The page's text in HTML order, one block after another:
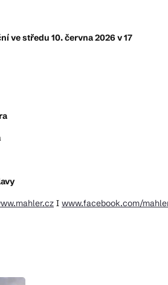
ve středu 10. června 2026 v 17
I www.facebook.com/